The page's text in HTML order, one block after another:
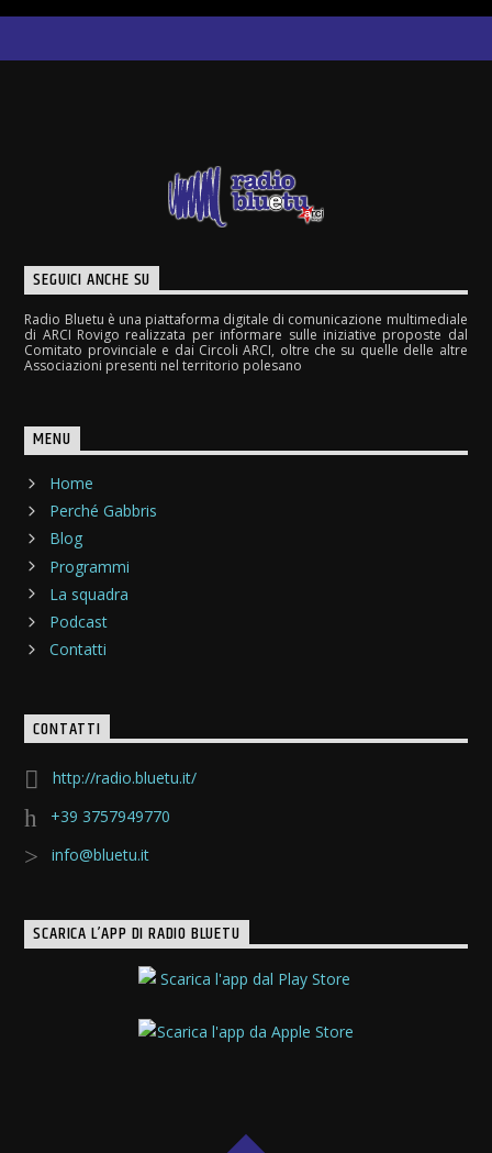
SEGUICI ANCHE SU
Radio Bluetu è una piattaforma digitale di comunicazione multimediale
di ARCI Rovigo realizzata per informare sulle iniziative proposte dal
Comitato provinciale e dai Circoli ARCI, oltre che su quelle delle altre
Associazioni presenti nel territorio polesano
MENU
Home
Perché Gabbris
Blog
Programmi
La squadra
Podcast
Contatti
CONTATTI
http://radio.bluetu.it/
+39 3757949770
info@bluetu.it
SCARICA L’APP DI RADIO BLUETU